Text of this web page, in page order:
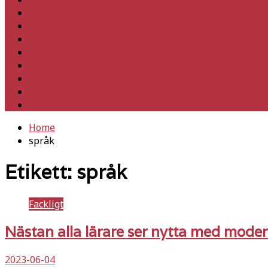
Home
språk
Etikett: språk
Fackligt
Nästan alla lärare ser nytta med
2023-06-04